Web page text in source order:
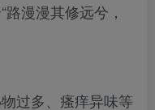
漫漫其修远兮，
过多、瘙痒异味等